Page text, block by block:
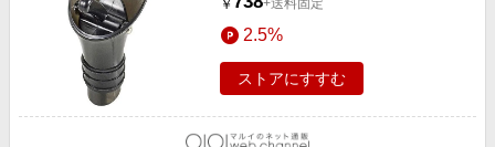
￥
2.5%
ストアにすすむ